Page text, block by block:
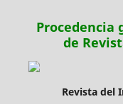
Procedencia
de
Revista del